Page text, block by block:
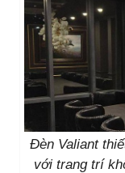
Đèn Valiant
với trang trí